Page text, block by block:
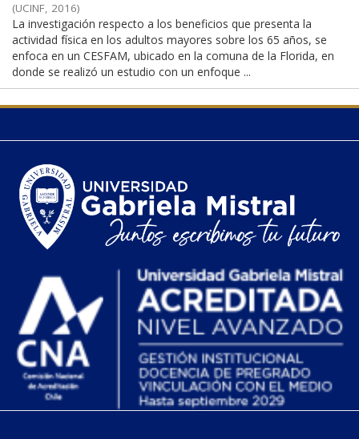
(UCINF, 2016)
La investigación respecto a los beneficios que presenta la
actividad física en los adultos mayores sobre los 65 años, se
enfoca en un CESFAM, ubicado en la comuna de la Florida, en
donde se realizó un estudio con un enfoque ...